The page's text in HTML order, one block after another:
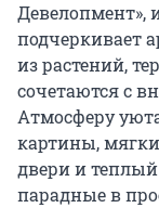
Девелопмент»,
подчеркивает
из растений,
сочетаются с
Атмосферу
картины,
двери и
парадные в